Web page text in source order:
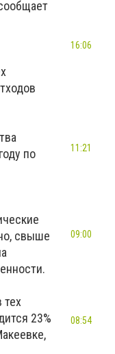
по
свыше
23%
16:06
11:21
09:00
08:54